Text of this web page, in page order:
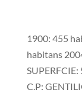
1900: 455
habitans
C.P: